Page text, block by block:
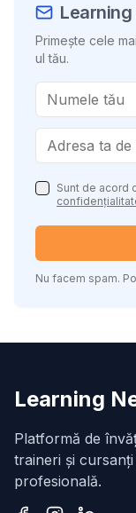
Primește cele
ul tău.
Sunt de acord
Nu facem spam.
Learning
Platformă de
traineri și
profesională.